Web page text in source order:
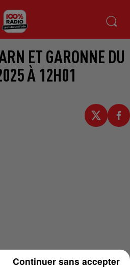
ET GARONNE DU
À 12H01
Continuer sans accepter